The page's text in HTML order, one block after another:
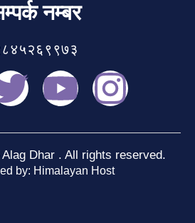
नम्बर
Dhar . All rights reserved.
by: Himalayan Host